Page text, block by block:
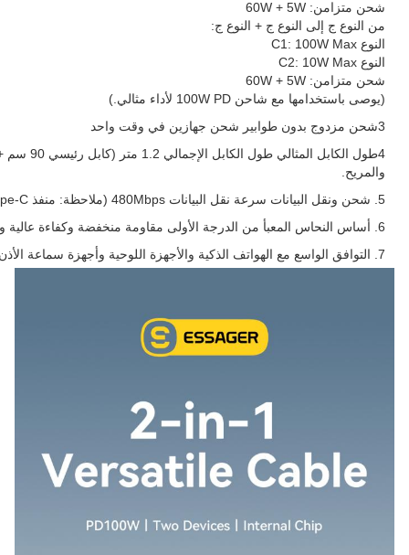
شحن متزامن: 60W + 5W
من النوع ج إلى النوع ج + النوع ج:
النوع C1: 100W Max
النوع C2: 10W Max
شحن متزامن: 60W + 5W
(يوصى باستخدامها مع شاحن 100W PD لأداء مثالي.)
3شحن مزدوج بدون طوابير شحن جهازين في وقت واحد
والمريح.
5. شحن ونقل البيانات سرعة نقل البيانات 480Mbps (ملاحظة: منفذ 100W Type-C فقط يدعم نقل البيانات.)
6. أساس النحاس المعبأ من الدرجة الأولى مقاومة منخفضة وكفاءة عالية ومضادة للأكسدة لتحسين المتانة.
7. التوافق الواسع مع الهواتف الذكية والأجهزة اللوحية وأجهزة سماعة الأذن والأجهزة الأخرى من النوع C / Lightning.